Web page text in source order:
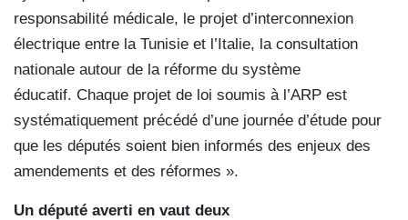
responsabilité médicale, le projet d’interconnexion
électrique entre la Tunisie et l’Italie, la consultation
nationale autour de la réforme du système
éducatif. Chaque projet de loi soumis à l’ARP est
systématiquement précédé d’une journée d’étude pour
que les députés soient bien informés des enjeux des
amendements et des réformes ».
Un député averti en vaut deux